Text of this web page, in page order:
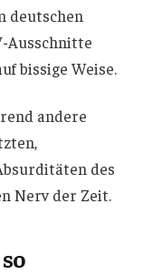
deutschen
Ausschnitte
bissige Weise.
andere
des
Nerv der Zeit.